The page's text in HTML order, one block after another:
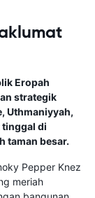
Eropah
strategik
Uthmaniyyah,
tinggal di
taman besar.
Pepper Knez
meriah